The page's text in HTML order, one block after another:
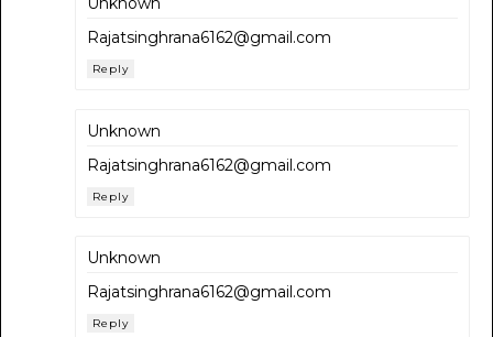
Rajatsinghrana6162@gmail.com
Reply
Unknown
Rajatsinghrana6162@gmail.com
Reply
Unknown
Rajatsinghrana6162@gmail.com
Reply